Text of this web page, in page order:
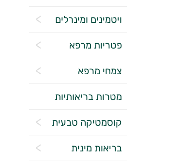
ויטמינים ומינרלים
פטריות מרפא
צמחי מרפא
מטרות בריאותיות
קוסמטיקה טבעית
בריאות מינית